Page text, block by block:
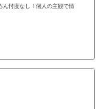
ん忖度なし！個人の主観で情